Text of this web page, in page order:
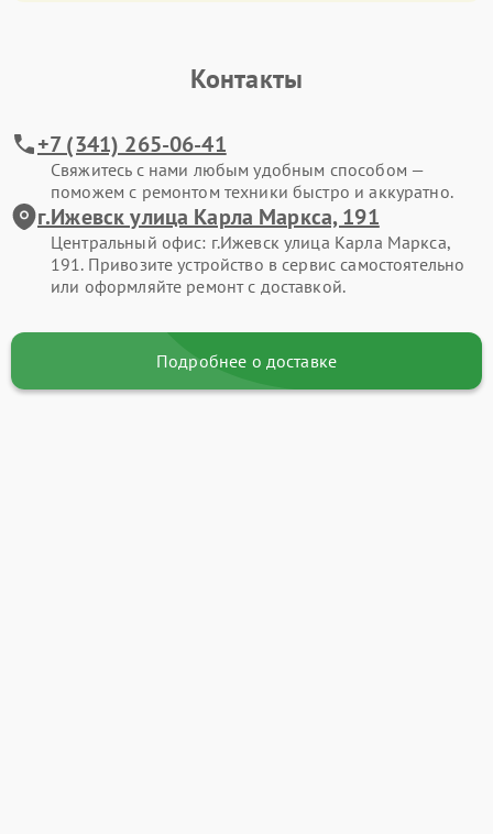
Контакты
+7 (341) 265-06-41
Свяжитесь с нами любым удобным способом —
поможем с ремонтом техники быстро и аккуратно.
г.Ижевск улица Карла Маркса, 191
Центральный офис: г.Ижевск улица Карла Маркса,
191. Привозите устройство в сервис самостоятельно
или оформляйте ремонт с доставкой.
Подробнее о доставке